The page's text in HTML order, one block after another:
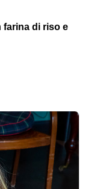
farina di riso e